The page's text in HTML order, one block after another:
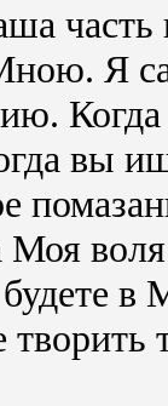
Я
вы
Моя